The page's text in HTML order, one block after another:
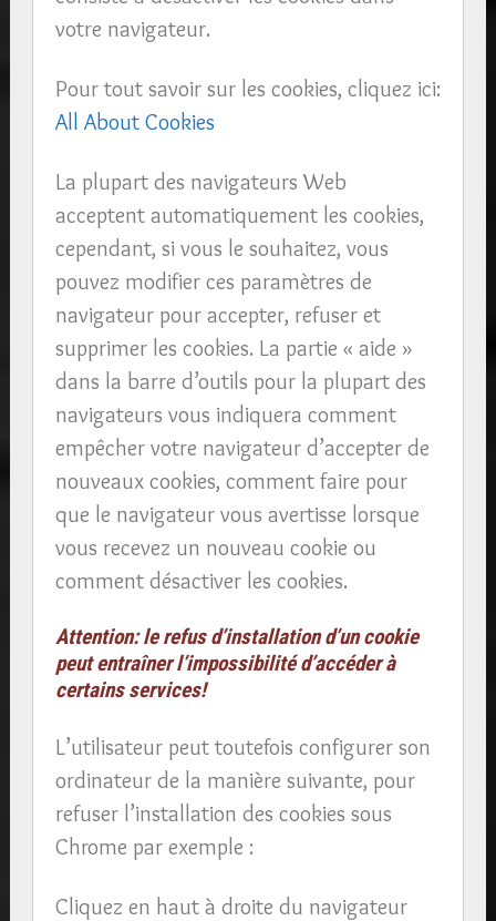
votre navigateur.
Pour tout savoir sur les cookies, cliquez ici:
All About Cookies
La plupart des navigateurs Web
acceptent automatiquement les cookies,
cependant, si vous le souhaitez, vous
pouvez modifier ces paramètres de
navigateur pour accepter, refuser et
supprimer les cookies. La partie « aide »
dans la barre d’outils pour la plupart des
navigateurs vous indiquera comment
empêcher votre navigateur d’accepter de
nouveaux cookies, comment faire pour
que le navigateur vous avertisse lorsque
vous recevez un nouveau cookie ou
comment désactiver les cookies.
Attention: le refus d’installation d’un cookie
peut entraîner l’impossibilité d’accéder à
certains services!
L’utilisateur peut toutefois configurer son
ordinateur de la manière suivante, pour
refuser l’installation des cookies sous
Chrome par exemple :
Cliquez en haut à droite du navigateur